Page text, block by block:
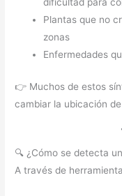
dificultad para
Plantas que no
zonas
Enfermedades
👉 Muchos de estos
cambiar la ubicación
🔍 ¿Cómo se detecta
A través de